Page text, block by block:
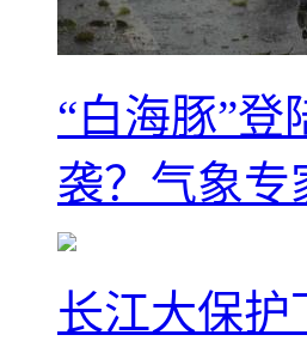
“白海豚”登
袭？气象专
长江大保护